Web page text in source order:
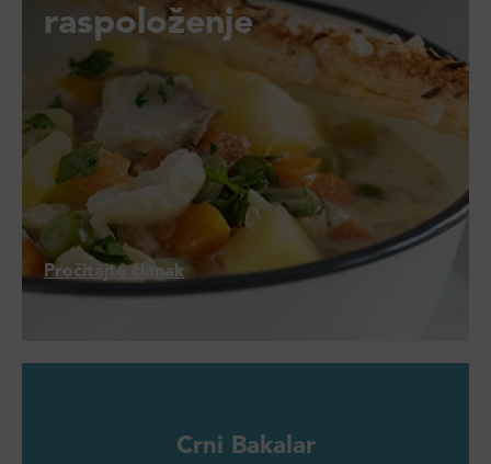
raspoloženje
Pročitajte članak
Crni Bakalar